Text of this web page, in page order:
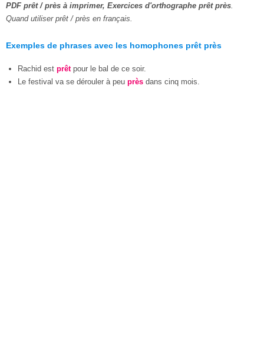
PDF prêt / près à imprimer, Exercices d'orthographe prêt près
Quand utiliser prêt / près en français.
Exemples de phrases avec les homophones prêt près
Rachid est prêtpour le bal de ce soir.
Le festival va se dérouler à peu prèsdans cinq mois.